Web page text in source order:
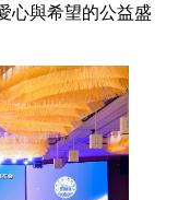
心與希望的公益盛